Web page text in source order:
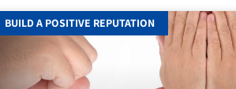
BUILD A POSITIVE REPUTATION